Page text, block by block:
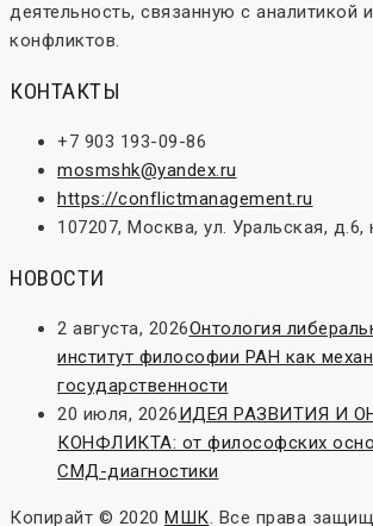
деятельность, связанную с аналитикой
конфликтов.
КОНТАКТЫ
+7 903 193-09-86
mosmshk@yandex.ru
https://conflictmanagement.ru
107207, Москва, ул. Уральская, д.6,
НОВОСТИ
2 августа, 2026Онтология
институт философии РАН как
государственности
20 июля, 2026ИДЕЯ РАЗВИТИЯ И
КОНФЛИКТА: от философских
СМД-диагностики
Копирайт © 2020 МШК. Все права